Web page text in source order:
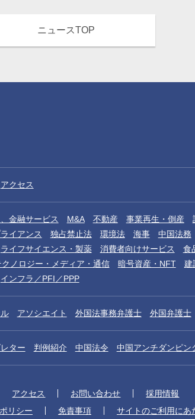
ニュースTOP
アクセス
金融サービス M&A 不動産 事業再生・倒産
イアンス 独占禁止法 環境法 海事 中国法務
ライフサイエンス・製薬 消費者向けサービス 食
ノロジー・メディア・通信 暗号資産・NFT 建
インフラ／PFI／PPP
アソシエイト 外国法事務弁護士 外国弁護士
ター 判例紹介 中国法令 中国アンチダンピン
アクセス お問い合わせ
採用情報
リシー 免責事項 サイトのご利用にあ